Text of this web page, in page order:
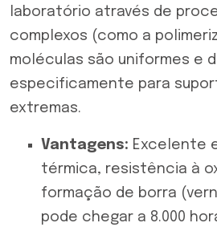
laboratório através de
complexos (como a
moléculas são uniformes e
especificamente para
extremas.
Vantagens: Excelente
térmica, resistência à
formação de borra
pode chegar a 8.000